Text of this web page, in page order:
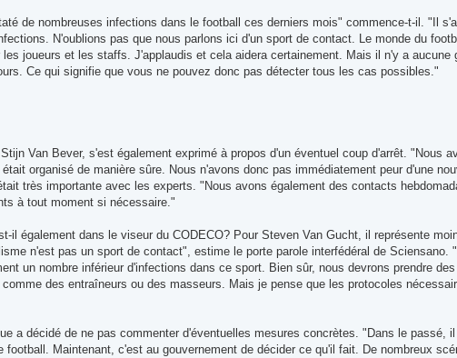
de nombreuses infections dans le football ces derniers mois" commence-t-il. "Il
N'oublions pas que nous parlons ici d'un sport de contact. Le monde du
joueurs et les staffs. J'applaudis et cela aidera certainement. Mais il n'y a aucune
Ce qui signifie que vous ne pouvez donc pas détecter tous les cas possibles."
Van Bever, s'est également exprimé à propos d'un éventuel coup d'arrêt. "Nous
organisé de manière sûre. Nous n'avons donc pas immédiatement peur d'une
très importante avec les experts. "Nous avons également des contacts
à tout moment si nécessaire."
il également dans le viseur du CODECO? Pour Steven Van Gucht, il représente
n'est pas un sport de contact", estime le porte parole interfédéral de Sciensano.
un nombre inférieur d'infections dans ce sport. Bien sûr, nous devrons prendre
des entraîneurs ou des masseurs. Mais je pense que les protocoles
a décidé de ne pas commenter d'éventuelles mesures concrètes. "Dans le passé,
football. Maintenant, c'est au gouvernement de décider ce qu'il fait. De nombreux